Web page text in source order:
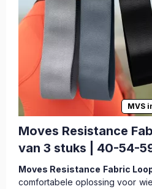
MVS
Moves Resistance
van 3 stuks | 40-54-
Moves Resistance Fabric
comfortabele oplossing voor